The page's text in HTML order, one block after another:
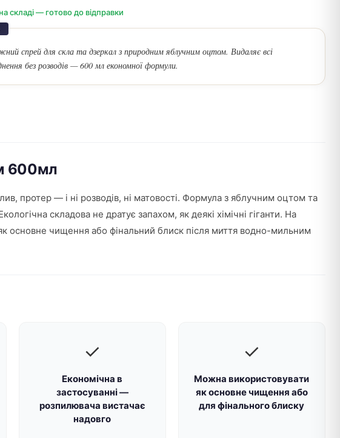
складі — готово до відправки
спрей для скла та дзеркал з природним яблучним оцтом. Видаляє всі
без розводів — 600 мл економної формули.
600мл
протер — і ні розводів, ні матовості. Формула з яблучним оцтом та
складова не дратує запахом, як деякі хімічні гіганти. На
основне чищення або фінальний блиск після миття водно-мильним
✓
Економічна в
застосуванні —
розпилювача вистачає
надовго
✓
Можна використовувати
як основне чищення або
для фінального блиску